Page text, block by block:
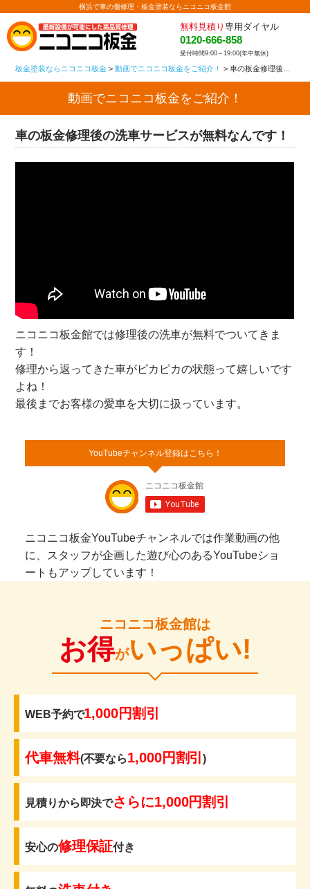
横浜で車の傷修理・板金塗装ならニコニコ板金館
無料見積り 専用ダイヤル
0120-666-858
受付時間9:00～19:00(年中無休)
板金塗装ならニコニコ板金 >動画でニコニコ板金をご紹介！ >車の板金修理後の洗車サービスが無料なんです！
動画でニコニコ板金をご紹介！
車の板金修理後の洗車サービスが無料なんです！
ニコニコ板金館では修理後の洗車が無料でついてきま
す！
修理から返ってきた車がピカピカの状態って嬉しいです
よね！
最後までお客様の愛車を大切に扱っています。
YouTubeチャンネル登録はこちら！
ニコニコ板金YouTubeチャンネルでは作業動画の他
に、スタッフが企画した遊び心のあるYouTubeショ
ートもアップしています！
ニコニコ板金館は
お得がいっぱい!
WEB予約で1,000円割引
代車無料(不要なら1,000円割引)
見積りから即決でさらに1,000円割引
安心の修理保証付き